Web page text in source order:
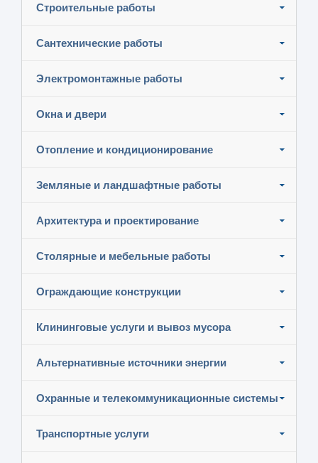
Строительные работы
Сантехнические работы
Электромонтажные работы
Окна и двери
Отопление и кондиционирование
Земляные и ландшафтные работы
Архитектура и проектирование
Столярные и мебельные работы
Ограждающие конструкции
Клининговые услуги и вывоз мусора
Альтернативные источники энергии
Охранные и телекоммуникационные системы
Транспортные услуги